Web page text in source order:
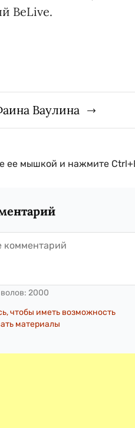
BeLive.
Ваулина
ее мышкой и нажмите
2000
чтобы иметь возможность
материалы